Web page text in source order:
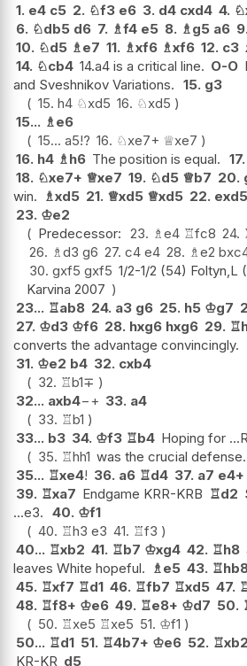
1. e4 c5 2. ♘f3 e6 3. d4 cxd4 4. ♘
6. ♘db5 d6 7. ♗f4 e5 8. ♗ g5 a6 9.
10. ♘d5 ♗ e7 11. ♗xf6 ♗xf6 12. c3
14. ♘cb4 14.a4 is a critical line. O-O
and Sveshnikov Variations. 15. g3
15. h4 ♘xd5 16. ♘xd5
15... ♗ e6
15... a5!? 16. ♘xe7+ ♕xe7
16. h4 ♗ h6 The position is equal. 17.
18. ♘xe7+ ♕xe7 19. ♘d5 ♕b7 20.
win.
♗xd5 21. ♕xd5 ♕xd5 22. exd5
23. ♔e2
Predecessor: 23. ♗e4 ♖fc8 24.
26. ♗d3 g6 27. c4 e4 28. ♗e2
30. gxf5 gxf5 1/2-1/2 (54) Foltyn,L
Karvina 2007
23... ♖ab8 24. a3 g6 25. h5 ♔g7
27. ♔d3 ♔f6 28. hxg6 hxg6 29. ♖
converts the advantage convincingly.
31. ♔e2 b4 32. cxb4
32. ♖b1∓
32... axb4−+ 33. a4
33. ♖b1
33... b3 34. ♔f3 ♖b4 Hoping for
35. ♖hh1 was the crucial defense.
35... ♖xe4! 36. a6 ♖d4 37. a7 e4+
39. ♖xa7 Endgame KRR-KRB ♖d2
...e3. 40. ♔f1
40. ♖h3 e3 41. ♖f3
40... ♖xb2 41. ♖b7 ♔xg4 42. ♖h8
leaves White hopeful.
♗ e5 43. ♖
45. ♖xf7 ♖d1 46. ♖fb7 ♖xd5 47.
48. ♖f8+ ♔e6 49. ♖e8+ ♔d7 50.
50. ♖xe5 ♖xe5 51. ♔f1
50... ♖d1 51. ♖4b7+ ♔e6 52. ♖xb2
KR-KR d5